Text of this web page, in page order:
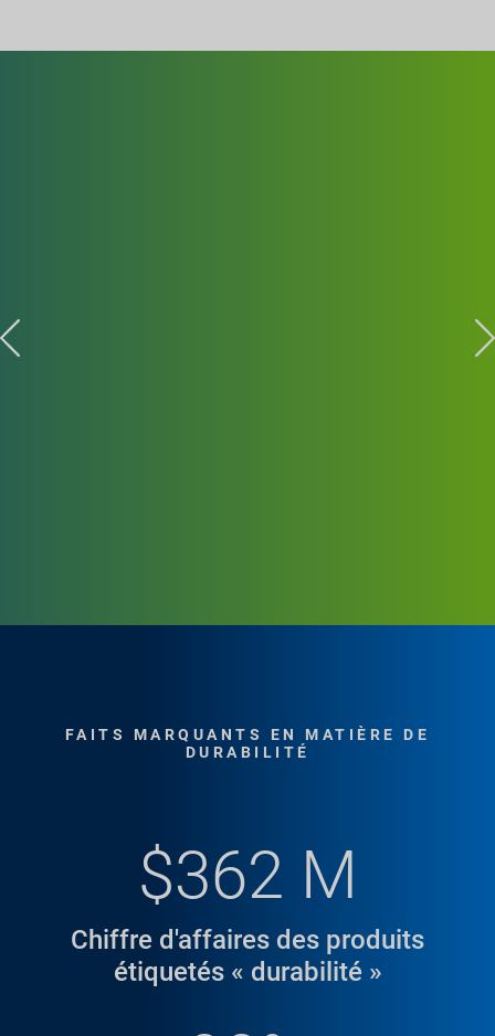
HISTOIRES MARQUANTES
pour les
emplacements
éloignés
FAITS MARQUANTS EN MATIÈRE DE
DURABILITÉ
$362 M
Chiffre d'affaires des produits
étiquetés « durabilité »